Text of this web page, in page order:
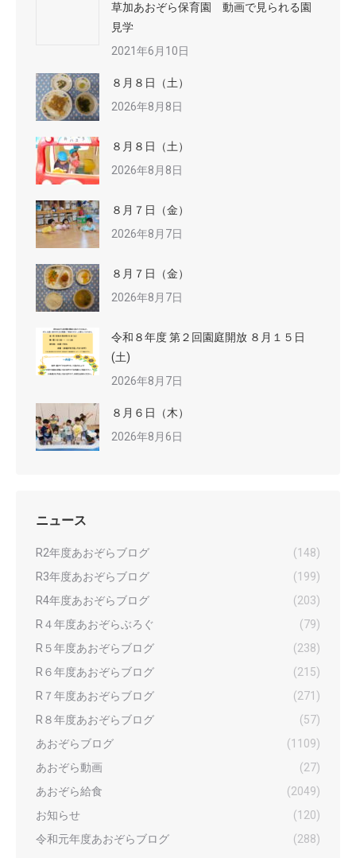
草加あおぞら保育園 動画で見られる園
見学
2021年6月10日
８月８日（土）
2026年8月8日
８月８日（土）
2026年8月8日
８月７日（金）
2026年8月7日
８月７日（金）
2026年8月7日
令和８年度 第２回園庭開放 ８月１５日
(土)
2026年8月7日
８月６日（木）
2026年8月6日
ニュース
R2年度あおぞらブログ
(148)
R3年度あおぞらブログ
(199)
R4年度あおぞらブログ
(203)
R４年度あおぞらぶろぐ
(79)
R５年度あおぞらブログ
(238)
R６年度あおぞらブログ
(215)
R７年度あおぞらブログ
(271)
R８年度あおぞらブログ
(57)
あおぞらブログ
(1109)
あおぞら動画
(27)
あおぞら給食
(2049)
お知らせ
(120)
令和元年度あおぞらブログ
(288)